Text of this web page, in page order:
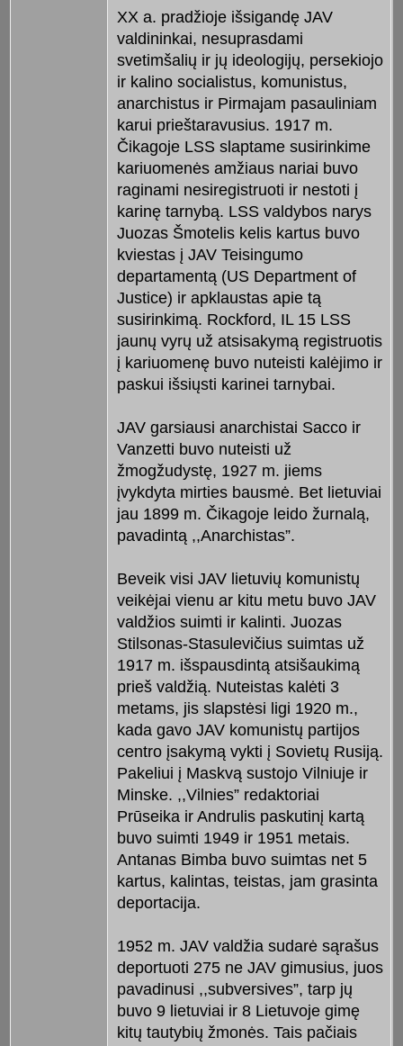
XX a. pradžioje išsigandę JAV
valdininkai, nesuprasdami
svetimšalių ir jų ideologijų, persekiojo
ir kalino socialistus, komunistus,
anarchistus ir Pirmajam pasauliniam
karui prieštaravusius. 1917 m.
Čikagoje LSS slaptame susirinkime
kariuomenės amžiaus nariai buvo
raginami nesiregistruoti ir nestoti į
karinę tarnybą. LSS valdybos narys
Juozas Šmotelis kelis kartus buvo
kviestas į JAV Teisingumo
departamentą (US Department of
Justice) ir apklaustas apie tą
susirinkimą. Rockford, IL 15 LSS
jaunų vyrų už atsisakymą registruotis
į kariuomenę buvo nuteisti kalėjimo ir
paskui išsiųsti karinei tarnybai.
JAV garsiausi anarchistai Sacco ir
Vanzetti buvo nuteisti už
žmogžudystę, 1927 m. jiems
įvykdyta mirties bausmė. Bet lietuviai
jau 1899 m. Čikagoje leido žurnalą,
pavadintą ,,Anarchistas”.
Beveik visi JAV lietuvių komunistų
veikėjai vienu ar kitu metu buvo JAV
valdžios suimti ir kalinti. Juozas
Stilsonas-Stasulevičius suimtas už
1917 m. išspausdintą atsišaukimą
prieš valdžią. Nuteistas kalėti 3
metams, jis slapstėsi ligi 1920 m.,
kada gavo JAV komunistų partijos
centro įsakymą vykti į Sovietų Rusiją.
Pakeliui į Maskvą sustojo Vilniuje ir
Minske. ,,Vilnies” redaktoriai
Prūseika ir Andrulis paskutinį kartą
buvo suimti 1949 ir 1951 metais.
Antanas Bimba buvo suimtas net 5
kartus, kalintas, teistas, jam grasinta
deportacija.
1952 m. JAV valdžia sudarė sąrašus
deportuoti 275 ne JAV gimusius, juos
pavadinusi ,,subversives”, tarp jų
buvo 9 lietuviai ir 8 Lietuvoje gimę
kitų tautybių žmonės. Tais pačiais